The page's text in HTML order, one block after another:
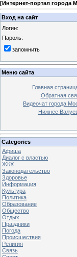
[Интернет-портал города
Вход на сайт
Логин:
Пароль:
запомнить
Меню сайта
Главная
Обратная
Видеочат города
Нижнее
Categories
Афиша
Диалог с властью
ЖКХ
Законодательство
Здоровье
Информация
Культура
Политика
Образование
Общество
Отдых
Праздники
Погода
Происшествия
Религия
Связь